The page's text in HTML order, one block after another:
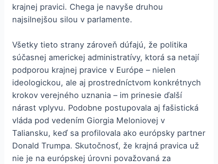
krajnej pravici. Chega je navyše druhou
najsilnejšou silou v parlamente.
Všetky tieto strany zároveň dúfajú, že politika
súčasnej americkej administratívy, ktorá sa netají
podporou krajnej pravice v Európe – nielen
ideologickou, ale aj prostredníctvom konkrétnych
krokov verejného uznania – im prinesie ďalší
nárast vplyvu. Podobne postupovala aj fašistická
vláda pod vedením Giorgia Meloniovej v
Taliansku, keď sa profilovala ako európsky partner
Donald Trumpa. Skutočnosť, že krajná pravica už
nie je na európskej úrovni považovaná za